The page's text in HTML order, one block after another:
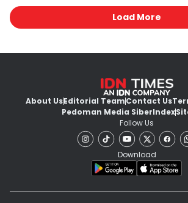
Load More
About UsEditorial TeamContact Us
Pedoman Media SiberIndex
Follow Us
Download